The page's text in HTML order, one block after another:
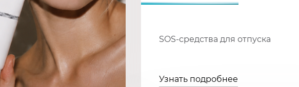
SOS-средства для отпуска
Узнать подробнее